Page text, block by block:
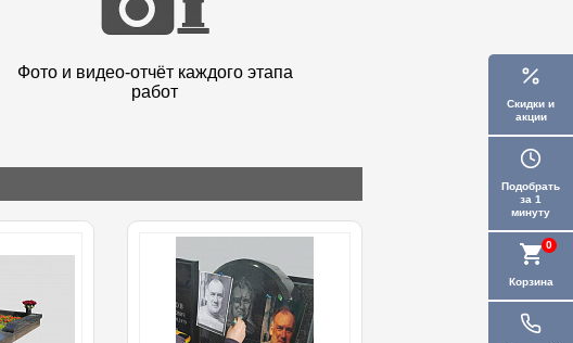
Скидки и
акции
Подобрать
за 1
минуту
Корзина
0
Фото и видео-отчёт каждого этапа
работ